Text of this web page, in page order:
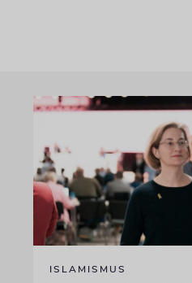
ISLAMISMUS